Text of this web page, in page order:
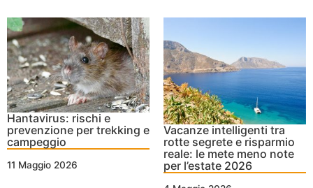
Hantavirus: rischi e
prevenzione per trekking e
campeggio
11 Maggio 2026
Vacanze intelligenti tra
rotte segrete e risparmio
reale: le mete meno note
per l’estate 2026